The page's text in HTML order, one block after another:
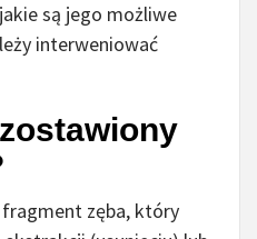
są jego możliwe
interweniować
zęba, który